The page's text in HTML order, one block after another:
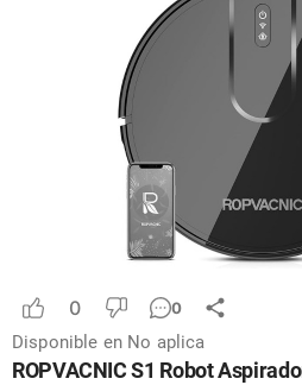
0 0
Disponible en No aplica
ROPVACNIC S1 Robot